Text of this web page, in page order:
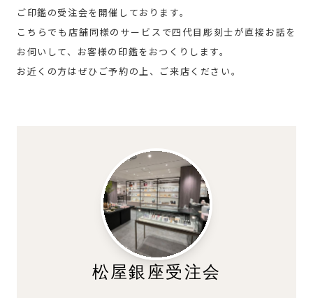
ご印鑑の受注会を開催しております。
こちらでも店舗同様のサービスで四代目彫刻士が直接お話を
お伺いして、お客様の印鑑をおつくりします。
お近くの方はぜひご予約の上、ご来店ください。
松屋銀座受注会